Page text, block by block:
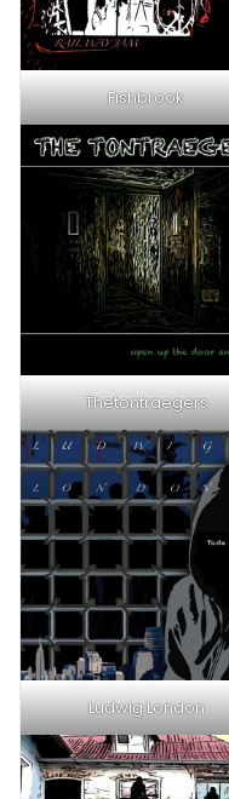
Fishbrook
Thetontraegers
Ludwig London